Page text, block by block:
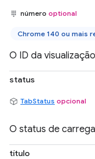
número optional
Chrome 140 ou mais
O ID da
status
TabStatus opcional
O status de
título